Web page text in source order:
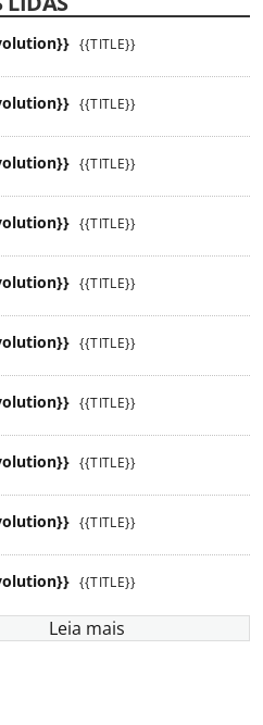
{{TITLE}}
{{TITLE}}
{{TITLE}}
{{TITLE}}
{{TITLE}}
{{TITLE}}
{{TITLE}}
{{TITLE}}
{{TITLE}}
{{TITLE}}
Leia mais